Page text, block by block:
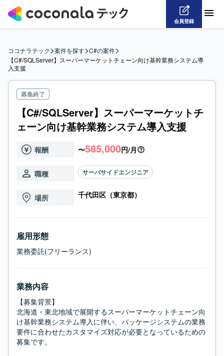
会員登録
ココナラテック>案件を探す>C#の案件>
【C#/SQLServer】スーパーマーケットチェーン向け基幹業務システム導
入支援
募集終了
【C#/SQLServer】スーパーマーケットチ
ェーン向け基幹業務システム導入支援
報酬 〜585,000円/月
職種 サーバサイドエンジニア
場所 千代田区（東京都）
雇用形態
業務委託(フリーランス)
業務内容
【募集背景】
北海道・東北地域で展開するスーパーマーケットチェーン向
け基幹業務システム導入に伴い、パッケージシステムの業務
要件に合わせたカスタマイズ対応が必要となっているための
募集です。